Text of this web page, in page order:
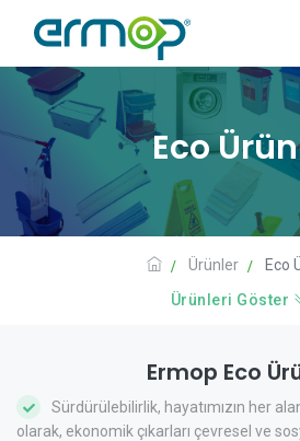
Eco
Ürünler
Eco
Ürünleri Göster
Ermop Eco
Sürdürülebilirlik, hayatımızın her
olarak, ekonomik çıkarları çevresel ve